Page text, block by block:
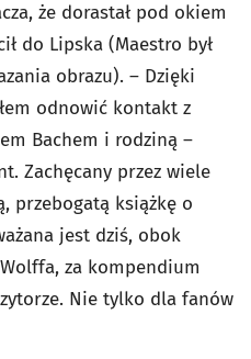
że dorastał pod okiem
do Lipska (Maestro był
obrazu). – Dzięki
odnowić kontakt z
Bachem i rodziną –
Zachęcany przez wiele
przebogatą książkę o
jest dziś, obok
za kompendium
Nie tylko dla fanów